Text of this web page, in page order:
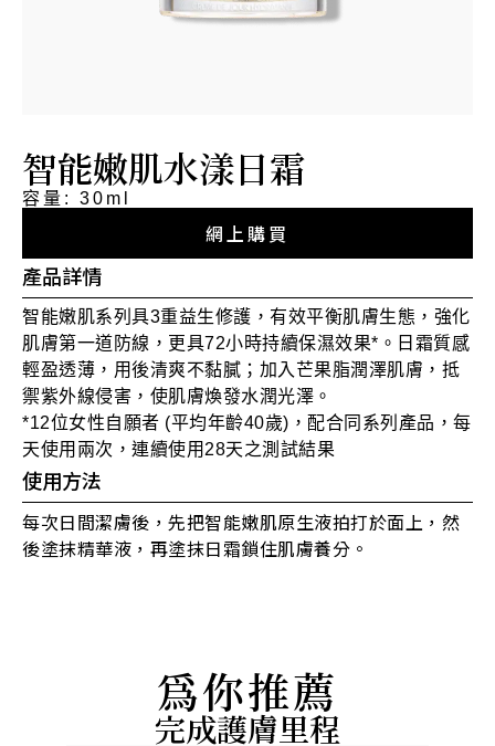
智能嫩肌水漾日霜
容量: 30ml
網上購買
產品詳情
智能嫩肌系列具3重益生修護，有效平衡肌膚生態，強化
肌膚第一道防線，更具72小時持續保濕效果*。日霜質感
輕盈透薄，用後清爽不黏膩；加入芒果脂潤澤肌膚，抵
禦紫外線侵害，使肌膚煥發水潤光澤。
*12位女性自願者 (平均年齡40歲)，配合同系列產品，每
天使用兩次，連續使用28天之測試結果
使用方法
每次日間潔膚後，先把智能嫩肌原生液拍打於面上，然
後塗抹精華液，再塗抹日霜鎖住肌膚養分。
為你推薦
完成護膚里程